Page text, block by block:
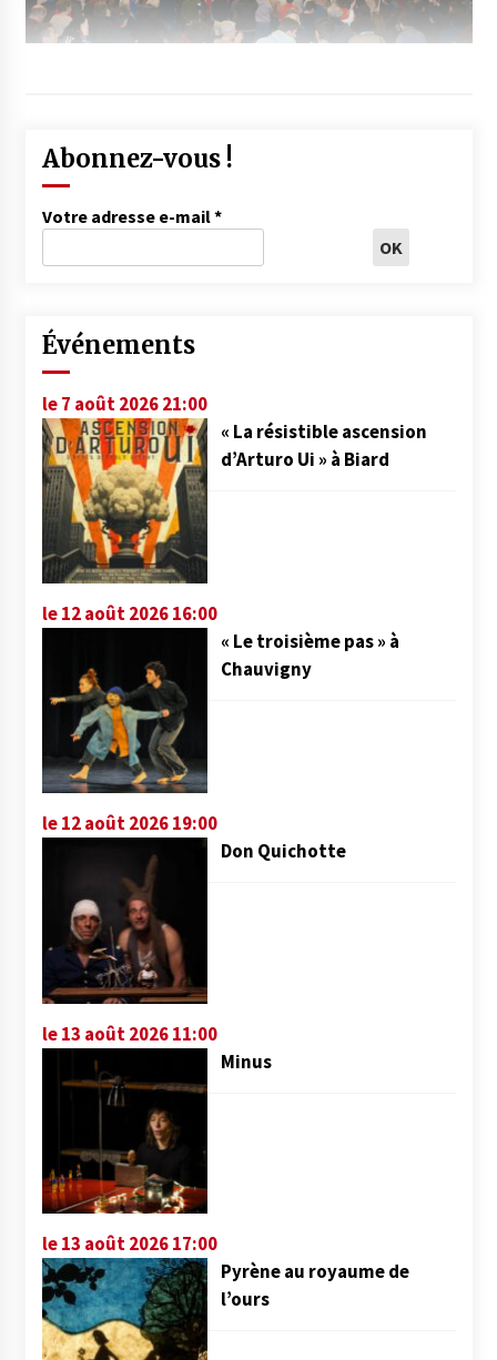
Abonnez-vous !
Votre adresse e-mail*
Événements
le 7 août 2026 21:00
« La résistible ascension
d’Arturo Ui » à Biard
le 12 août 2026 16:00
« Le troisième pas » à
Chauvigny
le 12 août 2026 19:00
Don Quichotte
le 13 août 2026 11:00
Minus
le 13 août 2026 17:00
Pyrène au royaume de
l’ours